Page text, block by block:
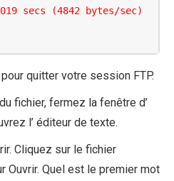
secs (4842 bytes/sec)
quitter votre session FTP.
fichier, fermez la fenêtre d’
l’ éditeur de texte.
Cliquez sur le fichier
Ouvrir. Quel est le premier mot